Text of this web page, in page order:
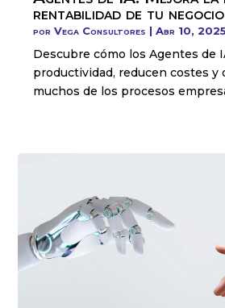
rentabilidad de tu negocio
porVega Consultores |Abr 10, 2025
Descubre cómo los Agentes de
productividad, reducen costes y
muchos de los procesos